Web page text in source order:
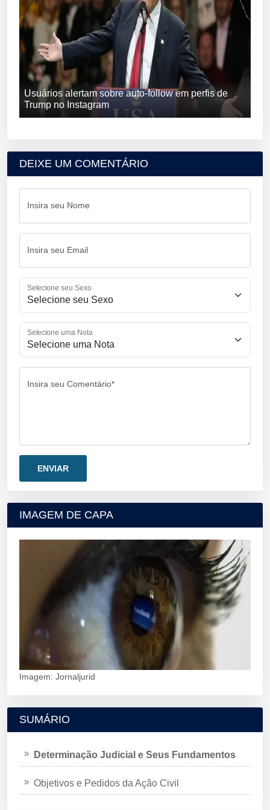
Usuários alertam sobre auto-follow em perfis de
Trump no Instagram
DEIXE UM COMENTÁRIO
Insira seu Nome
Insira seu Email
Selecione seu Sexo
Selecione uma Nota
Insira seu Comentário*
IMAGEM DE CAPA
Imagem: Jornaljurid
SUMÁRIO
Determinação Judicial e Seus Fundamentos
Objetivos e Pedidos da Ação Civil